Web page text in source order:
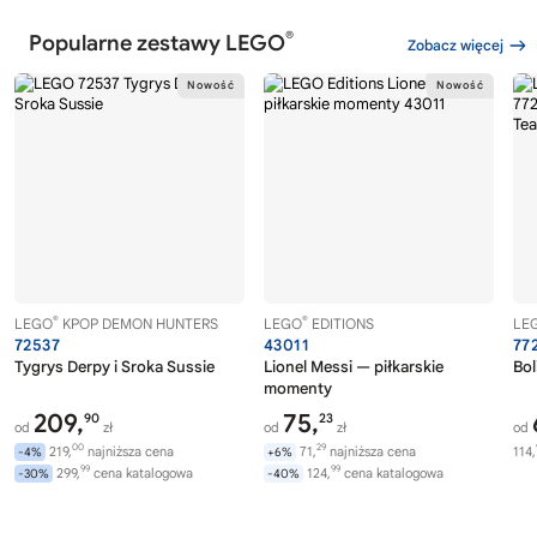
Popularne zestawy LEGO® Zobacz więcej
LEGO® KPOP DEMON HUNTERS
72537
Tygrys Derpy i Sroka Sussie
od 209,90
zł
-4% 219,00 najniższa cena
-30% 299,99 cena katalogowa
LEGO® EDITIONS
43011
Lionel Messi — piłkarskie
momenty
od 75,23
zł
+6% 71,29 najniższa cena
-40% 124,99 cena katalogowa
od
114,